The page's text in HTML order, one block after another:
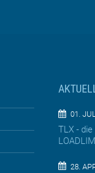
01.
TLX -
28.